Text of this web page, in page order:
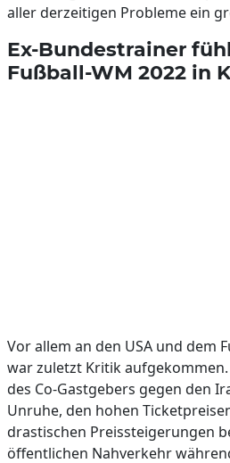
aller derzeitigen Probleme ein
Ex-Bundestrainer
Fußball-WM 2022 in
Vor allem an den USA und dem
war zuletzt Kritik
des Co-Gastgebers gegen den
Unruhe, den hohen
drastischen Preissteigerungen
öffentlichen Nahverkehr